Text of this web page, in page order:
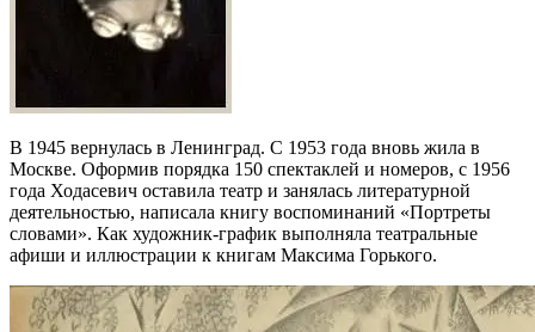
В 1945 вернулась в Ленинград. С 1953 года вновь жила в
Москве. Оформив порядка 150 спектаклей и номеров, с 1956
года Ходасевич оставила театр и занялась литературной
деятельностью, написала книгу воспоминаний «Портреты
словами». Как художник-график выполняла театральные
афиши и иллюстрации к книгам Максима Горького.